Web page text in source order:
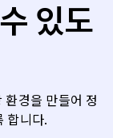
있도
환경을 만들어 정
합니다.